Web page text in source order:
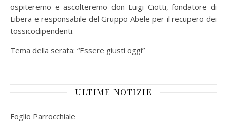
ospiteremo e ascolteremo don Luigi Ciotti, fondatore di
Libera e responsabile del Gruppo Abele per il recupero dei
tossicodipendenti.
Tema della serata: “Essere giusti oggi”
ULTIME NOTIZIE
Foglio Parrocchiale